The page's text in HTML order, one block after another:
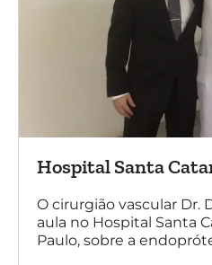
Hospital Santa
O cirurgião vascular Dr.
aula no Hospital Santa
Paulo, sobre a